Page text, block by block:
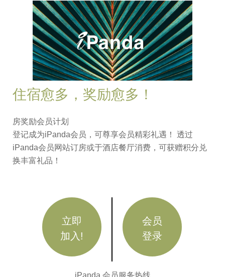
住宿愈多，奖励愈多！
房奖励会员计划
登记成为iPanda会员，可尊享会员精彩礼遇！ 透过
iPanda会员网站订房或于酒店餐厅消费，可获赠积分兑
换丰富礼品！
立即
加入!
会员
登录